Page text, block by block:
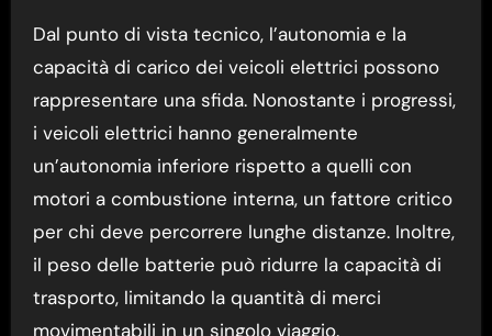
Dal punto di vista tecnico, l’autonomia e la
capacità di carico dei veicoli elettrici possono
rappresentare una sfida. Nonostante i progressi,
i veicoli elettrici hanno generalmente
un’autonomia inferiore rispetto a quelli con
motori a combustione interna, un fattore critico
per chi deve percorrere lunghe distanze. Inoltre,
il peso delle batterie può ridurre la capacità di
trasporto, limitando la quantità di merci
movimentabili in un singolo viaggio.